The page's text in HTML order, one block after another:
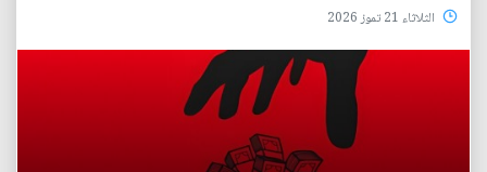
الثلاثاء 21 تموز 2026